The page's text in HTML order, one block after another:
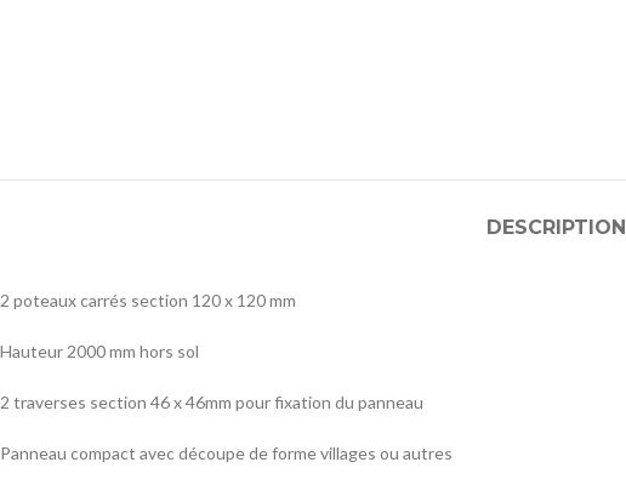
DESCRIPTION
2 poteaux carrés section 120 x 120 mm
Hauteur 2000 mm hors sol
2 traverses section 46 x 46mm pour fixation du panneau
Panneau compact avec découpe de forme villages ou autres